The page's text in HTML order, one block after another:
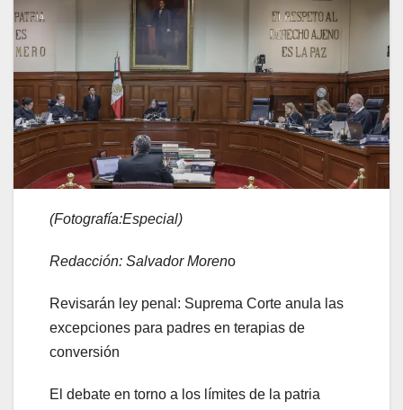
(Fotografía:Especial)
Redacción: Salvador Moreno
Revisarán ley penal: Suprema Corte anula las
excepciones para padres en terapias de
conversión
El debate en torno a los límites de la patria